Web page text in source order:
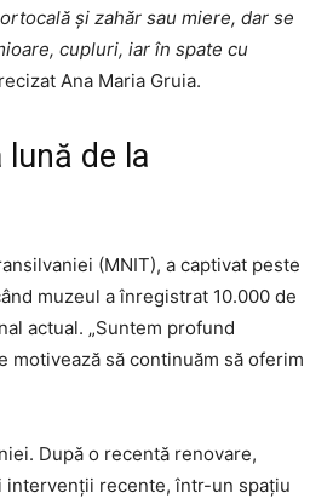
şi zahăr sau miere, dar se
cupluri, iar în spate cu
Ana Maria Gruia.
de la
(MNIT), a captivat peste
muzeul a înregistrat 10.000 de
actual. „Suntem profund
să continuăm să oferim
După o recentă renovare,
intervenții recente, într-un spațiu